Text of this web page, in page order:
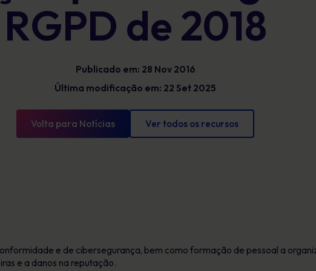
exposição e mostrar progressos
mensuráveis
Glossário
Definições de cibersegurança que tens de
conhecer
RGPD de 2018
Publicado em: 28 Nov 2016
Última modificação em: 22 Set 2025
Volta para Notícias Ver todos os recursos
e de cibersegurança, bem como formação de pessoal a
e a danos na reputação.